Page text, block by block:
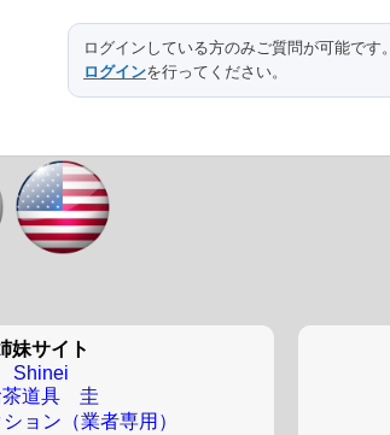
ログインしている方のみご質問が可能です。
ログインを行ってください。
妹サイト
Shinei
茶道具 圭
ョン（業者専用）